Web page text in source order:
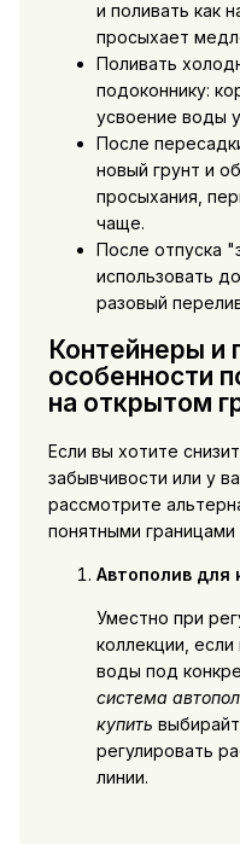
и поливать как
просыхает
Поливать
подоконнику:
усвоение воды
После
новый грунт и
просыхания,
чаще.
После отпуска
использовать
разовый
Контейнеры и
особенности
на открытом
Если вы хотите
забывчивости или у
рассмотрите
понятными границами
Автополив для
Уместно при
коллекции,
воды под
система
купить
регулировать
линии.